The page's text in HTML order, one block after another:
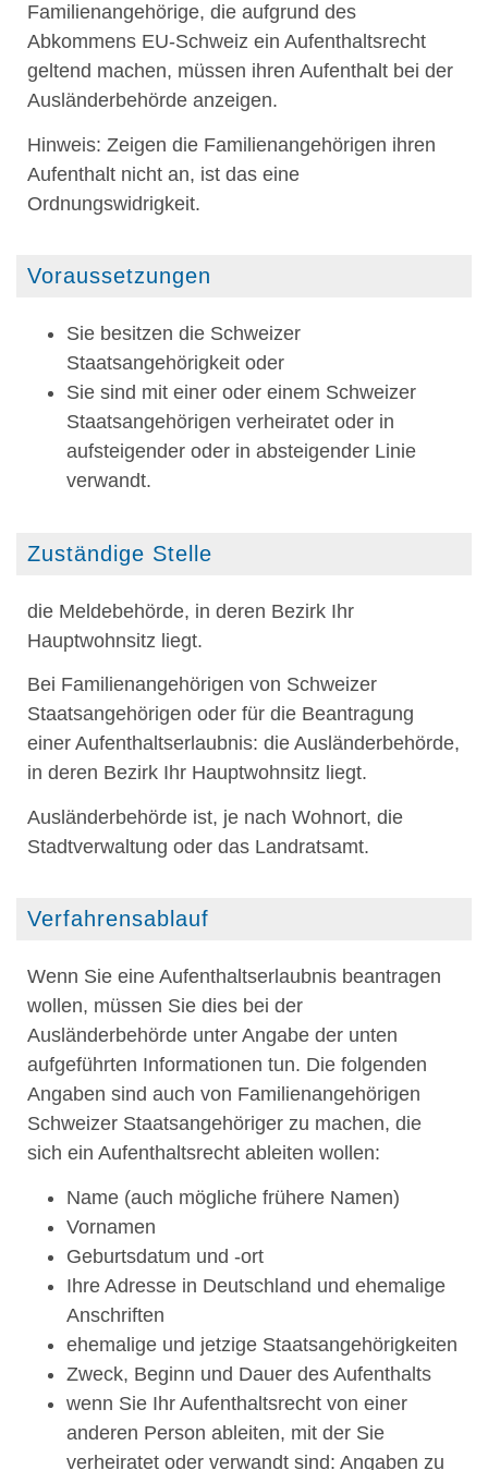
Familienangehörige, die aufgrund des
Abkommens EU-Schweiz ein Aufenthaltsrecht
geltend machen, müssen ihren Aufenthalt bei der
Ausländerbehörde anzeigen.
Hinweis: Zeigen die Familienangehörigen ihren
Aufenthalt nicht an, ist das eine
Ordnungswidrigkeit.
Voraussetzungen
Sie besitzen die Schweizer
Staatsangehörigkeit oder
Sie sind mit einer oder einem Schweizer
Staatsangehörigen verheiratet oder in
aufsteigender oder in absteigender Linie
verwandt.
Zuständige Stelle
die Meldebehörde, in deren Bezirk Ihr
Hauptwohnsitz liegt.
Bei Familienangehörigen von Schweizer
Staatsangehörigen oder für die Beantragung
einer Aufenthaltserlaubnis: die Ausländerbehörde,
in deren Bezirk Ihr Hauptwohnsitz liegt.
Ausländerbehörde ist, je nach Wohnort, die
Stadtverwaltung oder das Landratsamt.
Verfahrensablauf
Wenn Sie eine Aufenthaltserlaubnis beantragen
wollen, müssen Sie dies bei der
Ausländerbehörde unter Angabe der unten
aufgeführten Informationen tun. Die folgenden
Angaben sind auch von Familienangehörigen
Schweizer Staatsangehöriger zu machen, die
sich ein Aufenthaltsrecht ableiten wollen:
Name (auch mögliche frühere Namen)
Vornamen
Geburtsdatum und -ort
Ihre Adresse in Deutschland und ehemalige
Anschriften
ehemalige und jetzige Staatsangehörigkeiten
Zweck, Beginn und Dauer des Aufenthalts
wenn Sie Ihr Aufenthaltsrecht von einer
anderen Person ableiten, mit der Sie
verheiratet oder verwandt sind: Angaben zu